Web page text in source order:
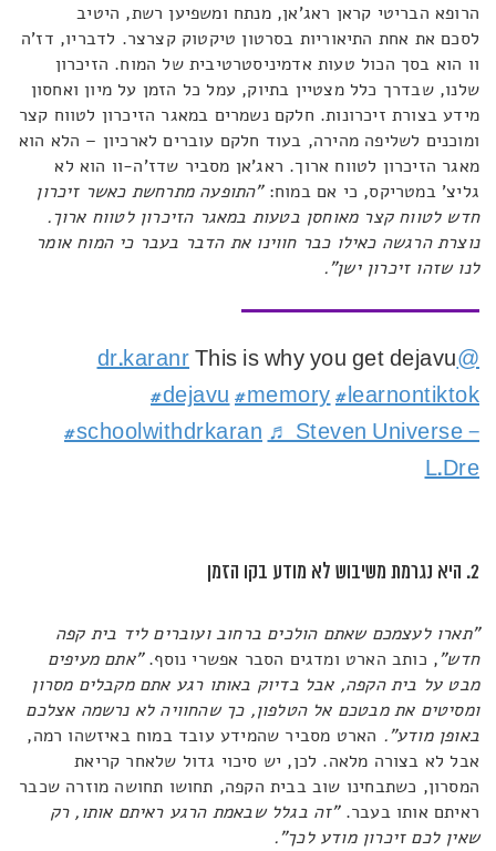
הרופא הבריטי קראן ראג'אן, מנתח ומשפיען רשת, היטיב
לסכם את אחת התיאוריות בסרטון טיקטוק קצרצר. לדבריו, דז'ה
וו הוא בסך הכול טעות אדמיניסטרטיבית של המוח. הזיכרון
שלנו, שבדרך כלל מצטיין בתיוק, עמל כל הזמן על מיון ואחסון
מידע בצורת זיכרונות. חלקם נשמרים במאגר הזיכרון לטווח קצר
ומוכנים לשליפה מהירה, בעוד חלקם עוברים לארכיון – הלא הוא
מאגר הזיכרון לטווח ארוך. ראג'אן מסביר שדז'ה-וו הוא לא
גליצ' במטריקס, כי אם במוח:"התופעה מתרחשת כאשר זיכרון
חדש לטווח קצר מאוחסן בטעות במאגר הזיכרון לטווח ארוך.
נוצרת הרגשה כאילו כבר חווינו את הדבר בעבר כי המוח אומר
לנו שזהו זיכרון ישן".
@dr.karanr
This is why you get dejavu
#dejavu #memory #learnontiktok
#schoolwithdrkaran ♬ Steven Universe –
L.Dre
2. היא נגרמת משיבוש לא מודע בקו הזמן
"תארו לעצמכם שאתם הולכים ברחוב ועוברים ליד בית קפה
חדש", כותב הארט ומדגים הסבר אפשרי נוסף."אתם מעיפים
מבט על בית הקפה, אבל בדיוק באותו רגע אתם מקבלים מסרון
ומסיטים את מבטכם אל הטלפון, כך שהחוויה לא נרשמה אצלכם
באופן מודע". הארט מסביר שהמידע עובד במוח באיזשהו רמה,
אבל לא בצורה מלאה. לכן, יש סיכוי גדול שלאחר קריאת
המסרון, כשתבחינו שוב בבית הקפה, תחושו תחושה מוזרה שכבר
ראיתם אותו בעבר. "זה בגלל שבאמת הרגע ראיתם אותו, רק
שאין לכם זיכרון מודע לכך".